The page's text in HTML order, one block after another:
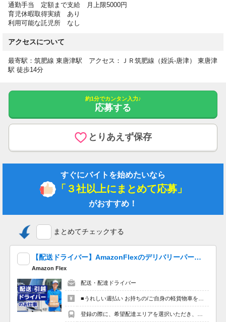
休憩時間（夜勤） 120分時間外 月平均1時間
時間外月平均1時間程度
【休日】
シフト制
産前・産後休暇有
有給休暇 あり
給与下限：月給 191,000円～
給与上限：月給 213,000円
基本給 135,000円～145,000円
資格手当 15,000円
（介護福祉士）15,000円
夜勤手当 5,000円／回・4～5回／月
処遇改善手当 23,000円
職能給 19,800円
給与支払日 毎月末日締 翌月20日支払い
昇給あり 年1回
賞与あり 前年度実績 年2回・2.5ヶ月分
【求人の特徴】
学歴不問/未経験者歓迎/昇給あり/40代活躍中/マイカー通勤可/社
内禁煙/育児休暇あり/女性活躍中
通勤手当 定額まで支給 月上限5000円
育児休暇取得実績 あり
利用可能な託児所 なし
アクセスについて
最寄駅：筑肥線 東唐津駅 アクセス：ＪＲ筑肥線（姪浜-唐津） 東唐津
駅 徒歩14分
約1分でカンタン入力♪
応募する
とりあえず保存
すぐにバイトを始めたいなら
「３社以上にまとめて応募」
がおすすめ！
まとめてチェックする
【配送ドライバー】AmazonFlexのデリバリーパートナーを大量募集中！ 夕方以降４時間程度最大9,000円の報酬も可能!※単発OK！嬉しい「週払い」！
Amazon Flex
配送・配達ドライバー
■うれしい週払い お持ちの/ご自身の軽貨物車を使用する場合、４時間程度で最大7,400円。夕方以降の稼働※だと４時間程度で最9,000円の報酬が獲得可能！給与ではなく、委託業務に応じた報酬をお支払いする業務委託のお仕事です。うれしい週払い。 ※九州エリアで4-6月に１8時以降稼働した場合を想定。地域により異なります ※報酬は規約にしたがい配達完了の15日後に支払いますが、可能な場合は、より早く、週払いで前週稼働分をお支払いします。 登録の際に、希望配達エリアを選択いただき、そのエリアでの業務を委託します（業務委託）。
登録の際に、希望配達エリアを選択いただき、そのエリアでの業務を委託します（業務委託）。